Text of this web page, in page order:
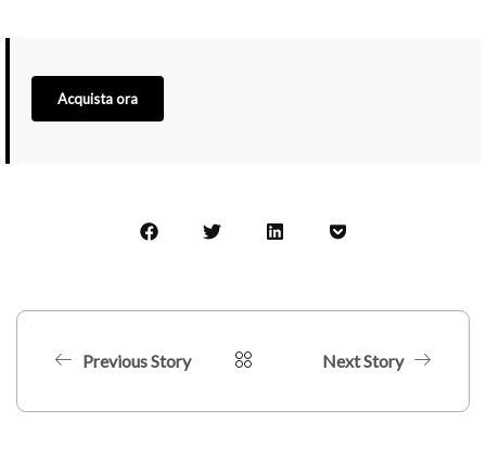
Acquista ora
Previous Story Next Story